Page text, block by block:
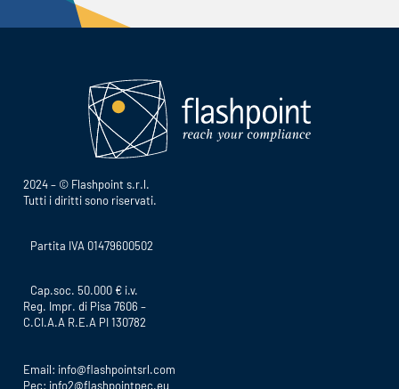
2024 – © Flashpoint s.r.l.
Tutti i diritti sono riservati.
Partita IVA 01479600502
Cap.soc. 50.000 € i.v.
Reg. Impr. di Pisa 7606 –
C.CI.A.A R.E.A PI 130782
Email: info@flashpointsrl.com
Pec: info2@flashpointpec.eu